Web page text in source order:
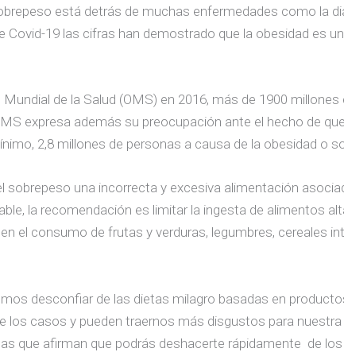
está detrás de muchas enfermedades como la
Covid-19 las cifras han demostrado que la obesidad es
de la Salud (OMS) en 2016, más de 1900
expresa además su preocupación ante el hecho de
2,8 millones de personas a causa de la obesidad o
sobrepeso una incorrecta y excesiva alimentación
la recomendación es limitar la ingesta de alimentos
el consumo de frutas y verduras, legumbres, cereales
desconfiar de las dietas milagro basadas en
los casos y pueden traernos más disgustos para
que afirman que podrás deshacerte rápidamente de